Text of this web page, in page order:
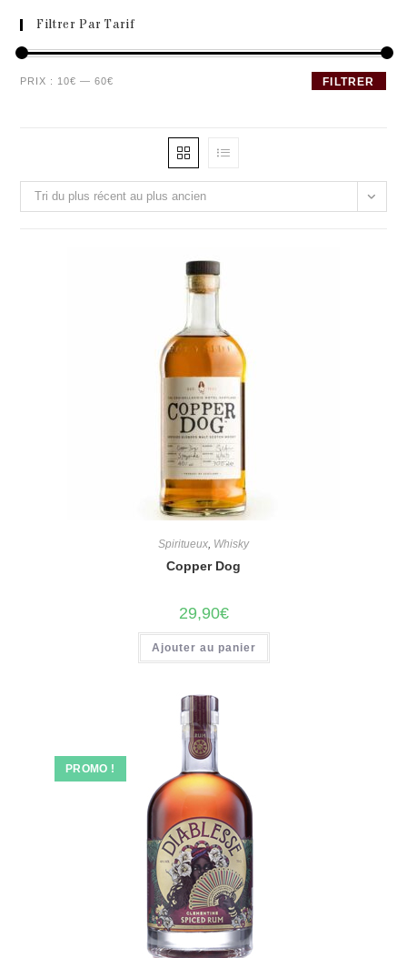
Filtrer Par Tarif
Prix
Prix
FILTRER
PRIX : 10€ —60€
Tri du plus récent au plus ancien
Spiritueux Whisky
Copper Dog
29,90€
Ajouter au panier
PROMO !